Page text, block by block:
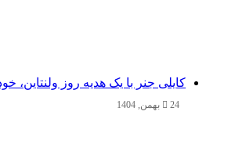
کایلی جنر با یک هدیه روز ولنتاین،
24 بهمن, 1404